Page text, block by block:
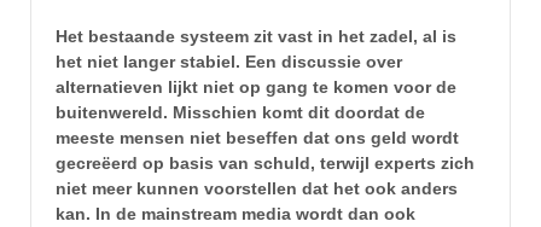
Het bestaande systeem zit vast in het zadel, al is
het niet langer stabiel. Een discussie over
alternatieven lijkt niet op gang te komen voor de
buitenwereld. Misschien komt dit doordat de
meeste mensen niet beseffen dat ons geld wordt
gecreëerd op basis van schuld, terwijl experts zich
niet meer kunnen voorstellen dat het ook anders
kan. In de mainstream media wordt dan ook